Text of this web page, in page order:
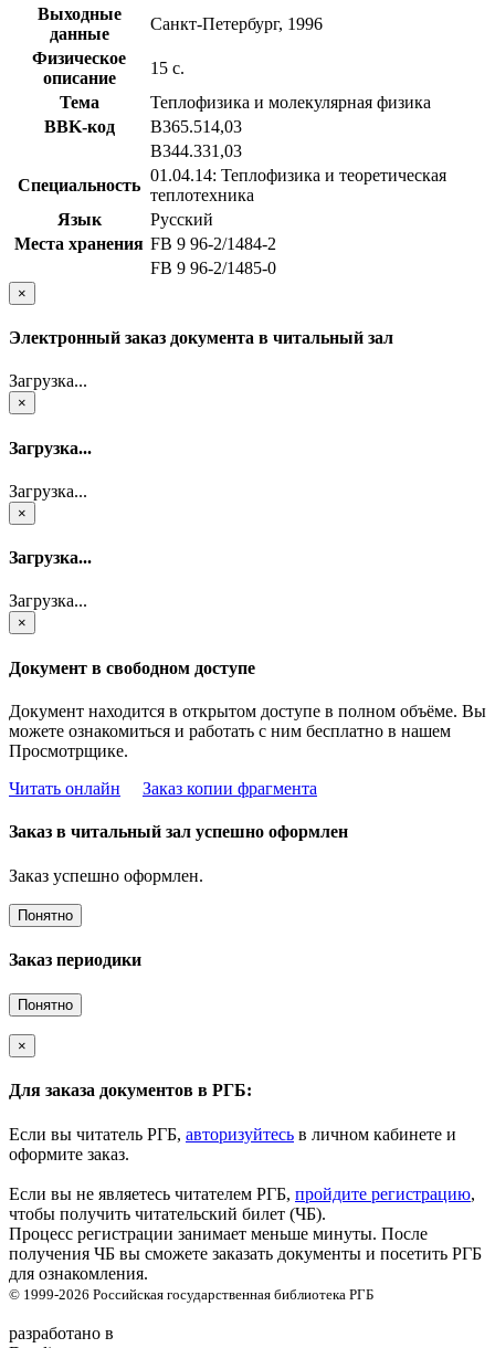
Выходные
данные
Санкт-Петербург, 1996
Физическое
описание
15 с.
Тема
Теплофизика и молекулярная физика
BBK-код
В365.514,03
В344.331,03
Специальность
01.04.14: Теплофизика и теоретическая
теплотехника
Язык
Русский
Места хранения FB 9 96-2/1484-2
FB 9 96-2/1485-0
×
Электронный заказ документа в читальный зал
Загрузка...
×
Загрузка...
Загрузка...
×
Загрузка...
Загрузка...
×
Документ в свободном доступе
Документ находится в открытом доступе в полном объёме. Вы
можете ознакомиться и работать с ним бесплатно в нашем
Просмотрщике.
Читать онлайн
Заказ копии фрагмента
Заказ в читальный зал успешно оформлен
Заказ успешно оформлен.
Понятно
Заказ периодики
Понятно
×
Для заказа документов в РГБ:
Если вы читатель РГБ, авторизуйтесь в личном кабинете и
оформите заказ.
Если вы не являетесь читателем РГБ, пройдите регистрацию,
чтобы получить читательский билет (ЧБ).
Процесс регистрации занимает меньше минуты. После
получения ЧБ вы сможете заказать документы и посетить РГБ
для ознакомления.
© 1999-2026 Российская государственная библиотека РГБ
разработано в